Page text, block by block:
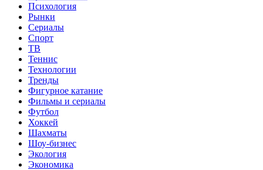
Психология
Рынки
Сериалы
Спорт
ТВ
Теннис
Технологии
Тренды
Фигурное катание
Фильмы и сериалы
Футбол
Хоккей
Шахматы
Шоу-бизнес
Экология
Экономика